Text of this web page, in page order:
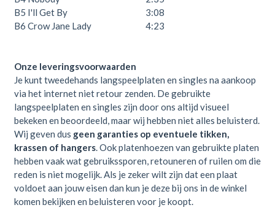
B5 I'll Get By
3:08
B6 Crow Jane Lady 4:23
Onze leveringsvoorwaarden
Je kunt tweedehands langspeelplaten en singles na aankoop
via het internet niet retour zenden. De gebruikte
langspeelplaten en singles zijn door ons altijd visueel
bekeken en beoordeeld, maar wij hebben niet alles beluisterd.
Wij geven dus geen garanties op eventuele tikken,
krassen of hangers. Ook platenhoezen van gebruikte platen
hebben vaak wat gebruikssporen, retouneren of ruilen om die
reden is niet mogelijk. Als je zeker wilt zijn dat een plaat
voldoet aan jouw eisen dan kun je deze bij ons in de winkel
komen bekijken en beluisteren voor je koopt.